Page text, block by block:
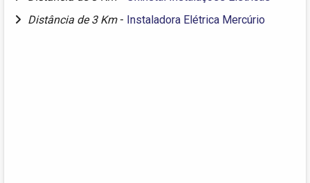
Distância de 3 Km - Instaladora Elétrica Mercúrio